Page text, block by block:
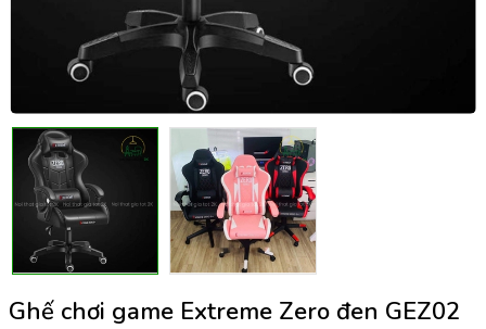
Ghế chơi game Extreme Zero đen GEZ02